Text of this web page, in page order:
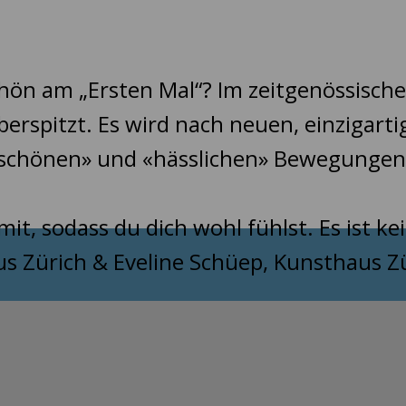
am „Ersten Mal“? Im
Es wird nach neuen,
und «hässlichen»
sodass du dich wohl fühlst. Es ist
Zürich & Eveline Schüep, Kunsthaus